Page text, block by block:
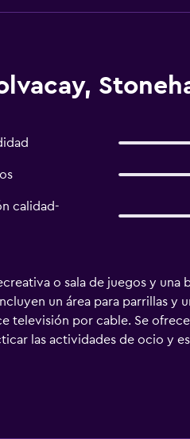
calidad-
o sala de juegos y
un área para parrillas y
televisión por cable. Se
las actividades de ocio y
un recargo).